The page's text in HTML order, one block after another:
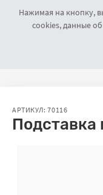
АРТИКУЛ: 70116
Подставка
Нажимая на кнопку,
cookies, данные